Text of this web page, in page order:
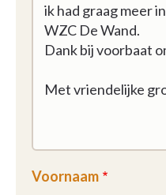
Voornaam